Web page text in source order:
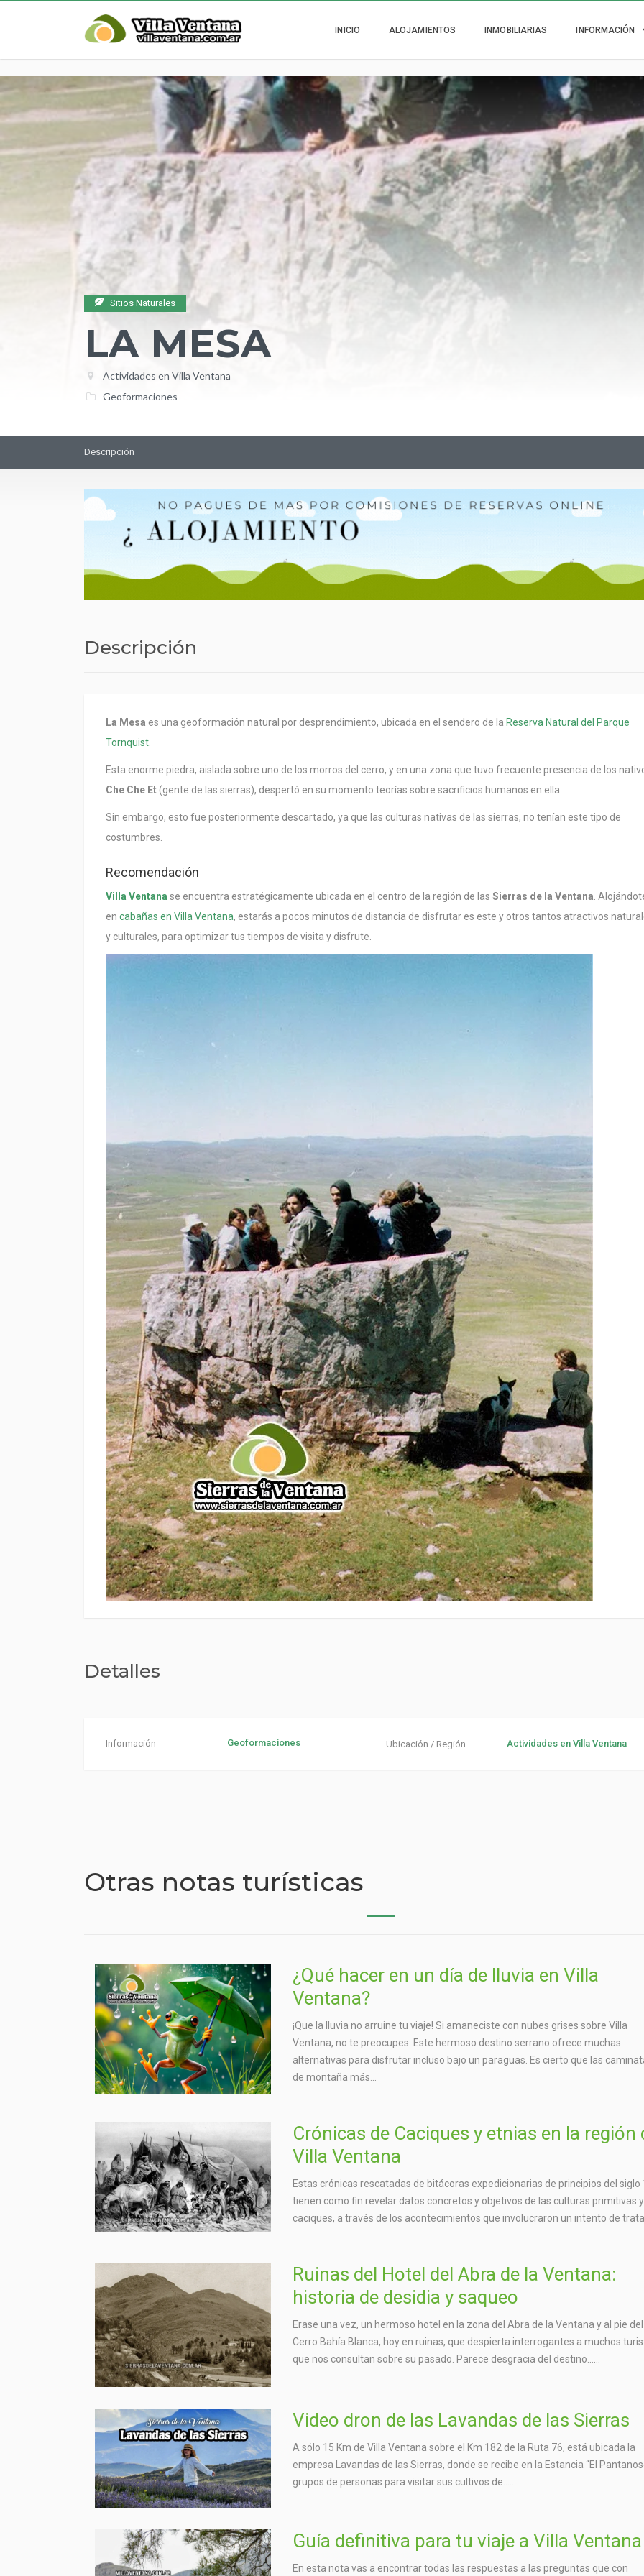
INICIO ALOJAMIENTOS INMOBILIARIAS INFORMACIÓN
Sitios Naturales
LA MESA
Actividades en Villa Ventana
Geoformaciones
Descripción
Descripción
La Mesa es una geoformación natural por desprendimiento, ubicada en el sendero de la Reserva Natural del Parque
Tornquist.
Esta enorme piedra, aislada sobre uno de los morros del cerro, y en una zona que tuvo frecuente presencia de los
Che Che Et(gente de las sierras), despertó en su momento teorías sobre sacrificios humanos en ella.
Sin embargo, esto fue posteriormente descartado, ya que las culturas nativas de las sierras, no tenían este tipo de
costumbres.
Recomendación
Villa Ventana se encuentra estratégicamente ubicada en el centro de la región de las Sierras de la Ventana.
en cabañas en Villa Ventana, estarás a pocos minutos de distancia de disfrutar es este y otros tantos atractivos
y culturales, para optimizar tus tiempos de visita y disfrute.
Detalles
Información Geoformaciones Ubicación / Región Actividades en Villa Ventana
Otras notas turísticas
¿Qué hacer en un día de lluvia en Villa
Ventana?
¡Que la lluvia no arruine tu viaje! Si amaneciste con nubes grises sobre Villa
Ventana, no te preocupes. Este hermoso destino serrano ofrece muchas
alternativas para disfrutar incluso bajo un paraguas. Es cierto que las
de montaña más...
Crónicas de Caciques y etnias en la región
Villa Ventana
Estas crónicas rescatadas de bitácoras expedicionarias de principios del siglo
tienen como fin revelar datos concretos y objetivos de las culturas primitivas
caciques, a través de los acontecimientos que involucraron un intento de
Ruinas del Hotel del Abra de la Ventana:
historia de desidia y saqueo
Erase una vez, un hermoso hotel en la zona del Abra de la Ventana y al pie del
Cerro Bahía Blanca, hoy en ruinas, que despierta interrogantes a muchos
que nos consultan sobre su pasado. Parece desgracia del destino…...
Video dron de las Lavandas de las Sierras
A sólo 15 Km de Villa Ventana sobre el Km 182 de la Ruta 76, está ubicada la
empresa Lavandas de las Sierras, donde se recibe en la Estancia “El
grupos de personas para visitar sus cultivos de…...
Guía definitiva para tu viaje a Villa Ventana
En esta nota vas a encontrar todas las respuestas a las preguntas que con